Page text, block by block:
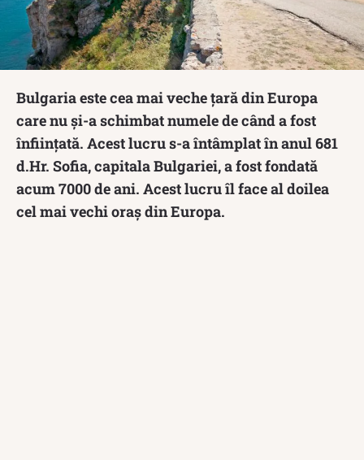
Bulgaria este cea mai veche țară din Europa
care nu și-a schimbat numele de când a fost
înființată. Acest lucru s-a întâmplat în anul 681
d.Hr. Sofia, capitala Bulgariei, a fost fondată
acum 7000 de ani. Acest lucru îl face al doilea
cel mai vechi oraș din Europa.